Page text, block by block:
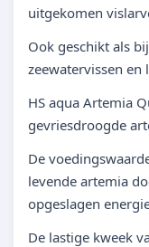
uitgekomen
Ook geschikt als
zeewatervissen en
HS aqua Artemia
gevriesdroogde
De
levende artemia
opgeslagen
De lastige kweek